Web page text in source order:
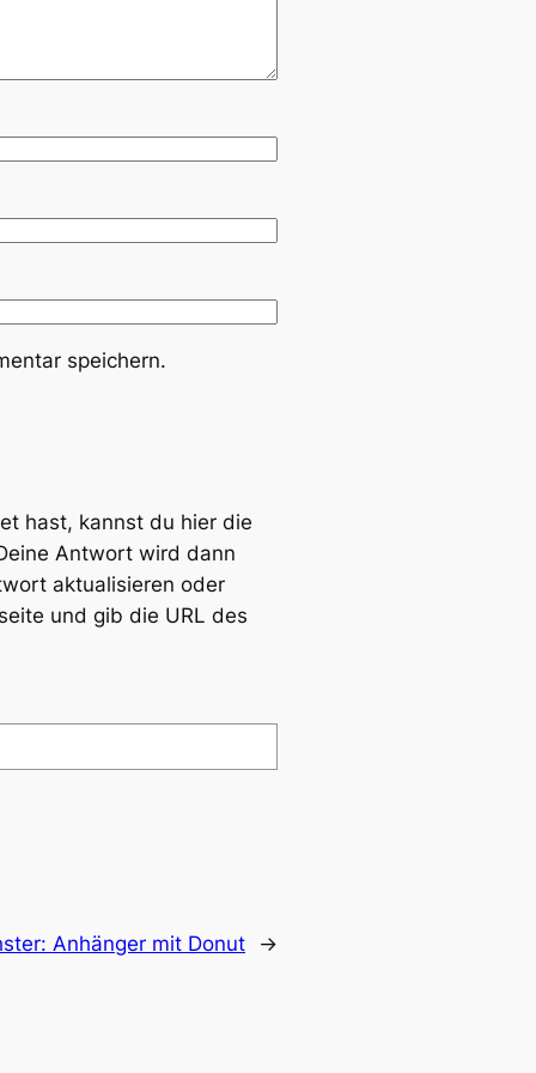
speichern.
hast, kannst du hier die
Antwort wird dann
aktualisieren oder
und gib die URL des
Anhänger mit Donut →